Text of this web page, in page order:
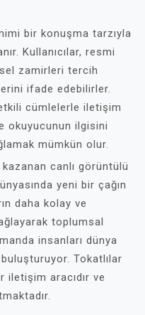
bir konuşma tarzıyla
Kullanıcılar, resmi
zamirleri tercih
ifade edebilirler.
cümlelerle iletişim
okuyucunun ilgisini
mümkün olur.
canlı görüntülü
yeni bir çağın
daha kolay ve
toplumsal
insanları dünya
Tokatlılar
iletişim aracıdır ve